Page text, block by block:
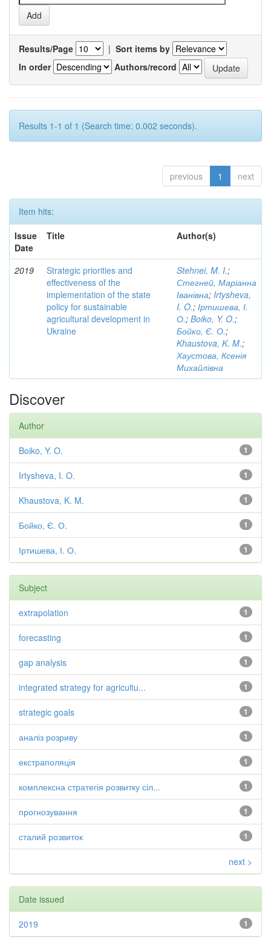
Results/Page | Sort items by
In order
Authors/record
Results 1-1 of 1 (Search time: 0.002 seconds).
previous 1 next
Item hits:
Issue
Date
Title Author(s)
2019
Strategic priorities and
effectiveness of the
implementation of the state
policy for sustainable
agricultural development in
Ukraine
Stehnei, M. I.;
Стегней, Маріанна
Іванівна; Irtysheva,
I. O.; Іртишева, І.
О.; Boiko, Y. O.;
Бойко, Є. О.;
Khaustova, K. M.;
Хаустова, Ксенія
Михайлівна
Discover
Author
1
Boiko, Y. O.
1
Irtysheva, I. O.
1
Khaustova, K. M.
1
Бойко, Є. О.
1
Іртишева, І. О.
Subject
1
extrapolation
1
forecasting
1
gap analysis
1
integrated strategy for agricultu...
1
strategic goals
1
аналіз розриву
1
екстраполяція
1
комплексна стратегія розвитку сіл...
1
прогнозування
1
сталий розвиток
next >
Date issued
1
2019